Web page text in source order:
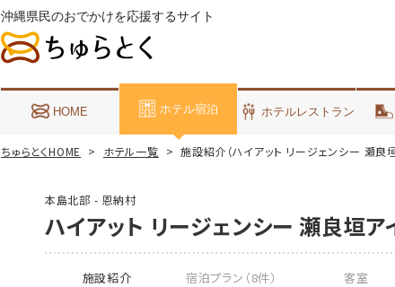
沖縄県民のおでかけを応援するサイト
HOME ホテル宿泊 ホテルレストラン
ちゅらとくHOME ホテル一覧 施設紹介（ハイアット リージェンシー 瀬良
本島北部 - 恩納村
ハイアット リージェンシー 瀬良垣ア
施設紹介 宿泊プラン（8件） 客室